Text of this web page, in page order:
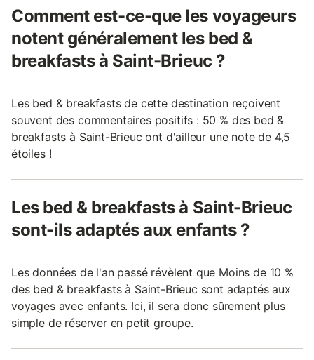
Comment est-ce-que les voyageurs
notent généralement les bed &
breakfasts à Saint-Brieuc ?
Les bed & breakfasts de cette destination reçoivent
souvent des commentaires positifs : 50 % des bed &
breakfasts à Saint-Brieuc ont d'ailleur une note de 4,5
étoiles !
Les bed & breakfasts à Saint-Brieuc
sont-ils adaptés aux enfants ?
Les données de l'an passé révèlent que Moins de 10 %
des bed & breakfasts à Saint-Brieuc sont adaptés aux
voyages avec enfants. Ici, il sera donc sûrement plus
simple de réserver en petit groupe.